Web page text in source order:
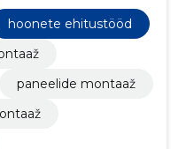
hoonete ehitustööd
paneelide montaaž